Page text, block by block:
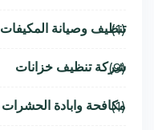
تنظيف وصيانة المكيفات
(1)
شركة تنظيف خزانات
(9)
مكافحة وابادة الحشرات
(1)